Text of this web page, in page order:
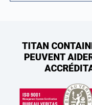
TITAN
PEUVENT